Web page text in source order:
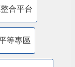
合平台
等專區